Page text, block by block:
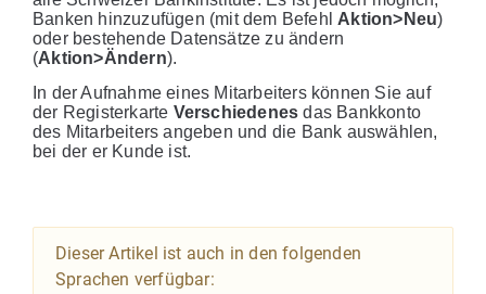
Banken hinzuzufügen (mit dem Befehl Aktion>Neu)
oder bestehende Datensätze zu ändern
(Aktion>Ändern).
In der Aufnahme eines Mitarbeiters können Sie auf
der Registerkarte Verschiedenes das Bankkonto
des Mitarbeiters angeben und die Bank auswählen,
bei der er Kunde ist.
Dieser Artikel ist auch in den folgenden
Sprachen verfügbar: